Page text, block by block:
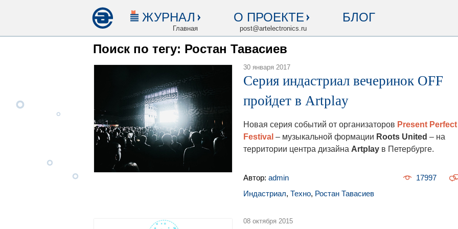
ЖУРНАЛ
Главная
О ПРОЕКТЕ
post@artelectronics.ru
БЛОГ
Поиск по тегу: Ростан Тавасиев
30 января 2017
Серия индастриал вечеринок OFF
пройдет в Artplay
Новая серия событий от организаторов Present Perfect
Festival – музыкальной формации Roots United – на
территории центра дизайна Artplay в Петербурге.
Автор: admin
17997
Индастриал, Техно, Ростан Тавасиев
08 октября 2015